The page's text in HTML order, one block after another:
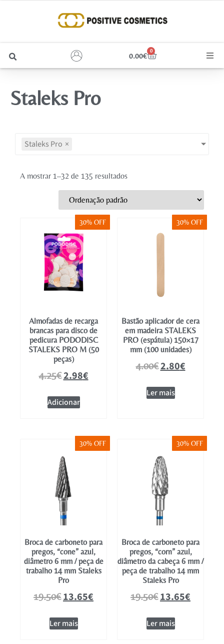
0.00€
0
Unhas
Staleks Pro
Staleks Pro ×
A mostrar 1–32 de 135 resultados
30% OFF
Almofadas de recarga
brancas para disco de
pedicura PODODISC
STALEKS PRO M (50
peças)
4.25€2.98€
Adicionar
30% OFF
Bastão aplicador de cera
em madeira STALEKS
PRO (espátula) 150×17
mm (100 unidades)
4.00€2.80€
Ler mais
30% OFF
Broca de carboneto para
pregos, “cone” azul,
diâmetro 6 mm / peça de
trabalho 14 mm Staleks
Pro
19.50€13.65€
Ler mais
30% OFF
Broca de carboneto para
pregos, “corn” azul,
diâmetro da cabeça 6 mm /
peça de trabalho 14 mm
Staleks Pro
19.50€13.65€
Ler mais